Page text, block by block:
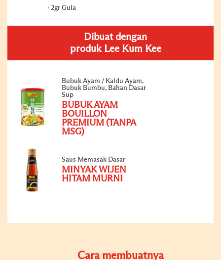
2gr Gula
Dibuat dengan
produk Lee Kum Kee
Bubuk Ayam / Kaldu Ayam,
Bubuk Bumbu, Bahan Dasar
Sup
BUBUK AYAM
BOUILLON
PREMIUM (TANPA
MSG)
Saus Memasak Dasar
MINYAK WIJEN
HITAM MURNI
Cara membuatnya